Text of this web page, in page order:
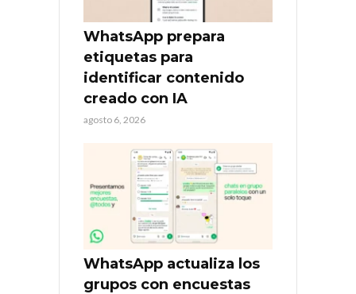
WhatsApp prepara
etiquetas para
identificar contenido
creado con IA
agosto 6, 2026
WhatsApp actualiza los
grupos con encuestas